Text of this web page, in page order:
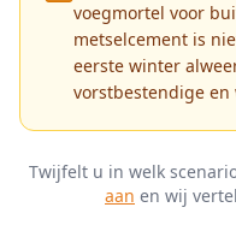
voegmortel voor
metselcement is
eerste winter
vorstbestendige
Twijfelt u in welk
aan en wij